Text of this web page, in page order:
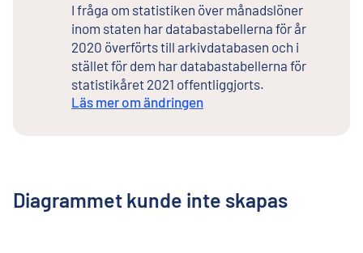
I fråga om statistiken över månadslöner
inom staten har databastabellerna för år
2020 överförts till arkivdatabasen och i
stället för dem har databastabellerna för
statistikåret 2021 offentliggjorts.
Läs mer om ändringen
Diagrammet kunde inte skapas